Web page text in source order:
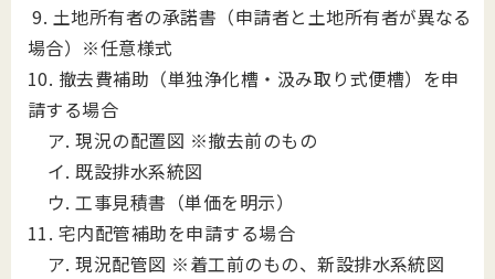
9. 土地所有者の承諾書（申請者と土地所有者が異なる
場合）※任意様式
10. 撤去費補助（単独浄化槽・汲み取り式便槽）を申
請する場合
ア. 現況の配置図 ※撤去前のもの
イ. 既設排水系統図
ウ. 工事見積書（単価を明示）
11. 宅内配管補助を申請する場合
ア. 現況配管図 ※着工前のもの、新設排水系統図